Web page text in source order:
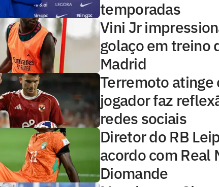
temporadas
Vini Jr
golaço em treino
Madrid
Terremoto atinge
jogador faz
redes sociais
Diretor do RB
acordo com Real
Diomande